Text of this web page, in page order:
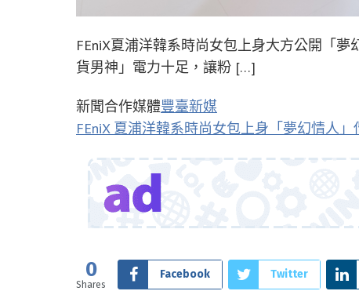
FEniX夏浦洋韓系時尚女包上身大方公開「
貨男神」電力十足，讓粉 […]
新聞合作媒體豐臺新媒
FEniX 夏浦洋韓系時尚女包上身「夢幻情人
0
Shares
Facebook Twitter